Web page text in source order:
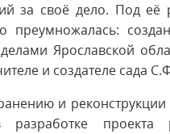
за своё дело. Под её
преумножалась:
Ярославской
и создателе сада
и
разработке